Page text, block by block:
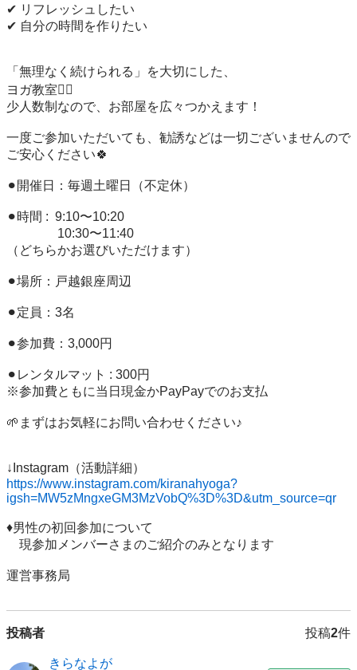
✔ リフレッシュしたい
✔ 自分の時間を作りたい
「無理なく続けられる」を大切にした、
ヨガ教室🧘‍♀️
少人数制なので、お部屋を広々つかえます！
一度ご参加いただいても、勧誘などは一切ございませんので
ご安心ください🍀
⚫︎開催日：毎週土曜日（不定休）
⚫︎時間 :  9:10〜10:20
10:30〜11:40
（どちらかお選びいただけます）
⚫︎場所：戸越銀座周辺
⚫︎定員：3名
⚫︎参加費：3,000円
⚫︎レンタルマット : 300円
※参加費ともに当日現金かPayPayでのお支払
🌱まずはお気軽にお問い合わせください♪
https://www.instagram.com/kiranahyoga?
igsh=MW5zMngxeGM3MzVobQ%3D%3D&utm_source=qr
♦︎男性の初回参加について
現参加メンバーさまのご紹介のみとなります
運営事務局
投稿者 投稿2件
きらなよが